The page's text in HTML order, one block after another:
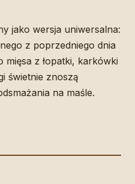
jako wersja uniwersalna:
z poprzedniego dnia
z łopatki, karkówki
świetnie znoszą
na maśle.